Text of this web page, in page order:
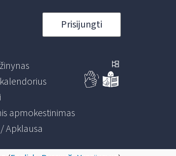
Prisijungti
apmokestinimas
Apklausa